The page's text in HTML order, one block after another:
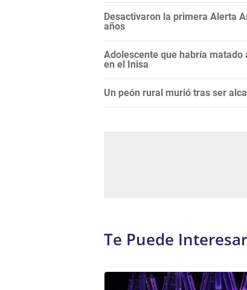
Desactivaron la primera Alerta
años
Adolescente que habría
en el Inisa
Un peón rural murió tras ser
Te Puede Interesar